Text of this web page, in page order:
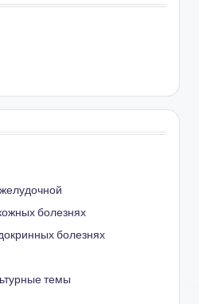
болезнях
болезнях
темы